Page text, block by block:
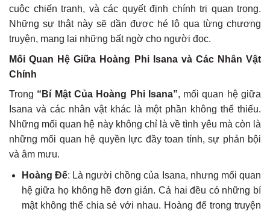
cuộc chiến tranh, và các quyết định chính trị quan trọng.
Những sự thật này sẽ dần được hé lộ qua từng chương
truyện, mang lại những bất ngờ cho người đọc.
Mối Quan Hệ Giữa Hoàng Phi Isana và Các Nhân Vật
Chính
Trong “Bí Mật Của Hoàng Phi Isana”, mối quan hệ giữa
Isana và các nhân vật khác là một phần không thể thiếu.
Những mối quan hệ này không chỉ là về tình yêu mà còn là
những mối quan hệ quyền lực đầy toan tính, sự phản bội
và âm mưu.
Hoàng Đế: Là người chồng của Isana, nhưng mối quan
hệ giữa họ không hề đơn giản. Cả hai đều có những bí
mật không thể chia sẻ với nhau. Hoàng đế trong truyện